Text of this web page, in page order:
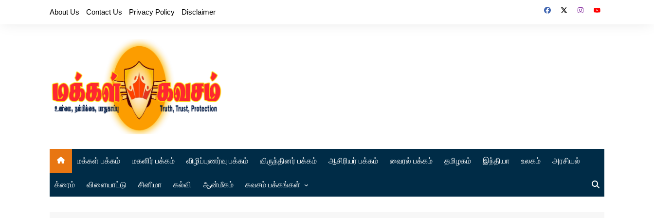
About Us Contact Us Privacy Policy Disclaimer
மக்கள் பக்கம் மகளிர் பக்கம் விழிப்புணர்வு பக்கம் விருந்தினர் பக்கம் ஆசிரியர் பக்கம் வைரல் பக்கம் தமிழகம் இந்தியா உலகம் அரசியல்
க்ரைம் விளையாட்டு சினிமா கல்வி ஆன்மீகம் கவசம் பக்கங்கள்